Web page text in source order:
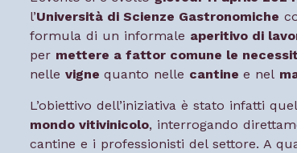
l’Università di Scienze Gastronomiche
formula di un informale aperitivo di
per mettere a fattor comune le
nelle vigne quanto nelle cantine e nel
L’obiettivo dell’iniziativa è stato infatti
mondo vitivinicolo, interrogando
cantine e i professionisti del settore. A